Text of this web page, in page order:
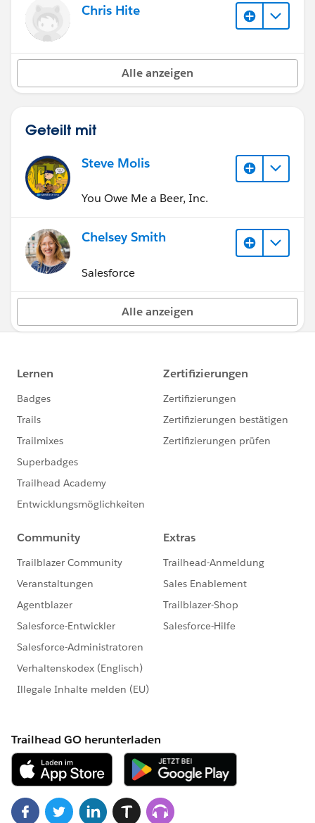
Chris Hite
Alle anzeigen
Geteilt mit
Steve Molis
You Owe Me a Beer, Inc.
Chelsey Smith
Salesforce
Alle anzeigen